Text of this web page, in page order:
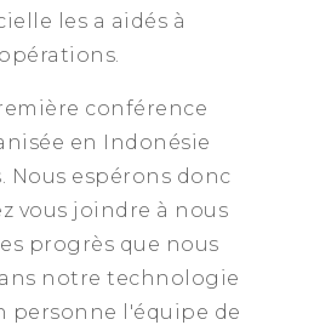
les a aidés à
conférence
en Indonésie
Nous espérons donc
vous joindre à nous
progrès que nous
notre technologie
personne l'équipe de